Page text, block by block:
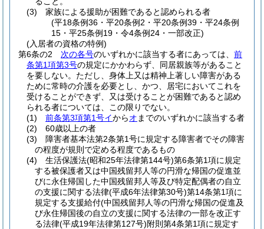
(3)
家族による援助が困難であると認められる者
(平18条例36・平20条例2・平20条例39・平24条例
15・平25条例19・令4条例24・一部改正)
(入居者の資格の特例)
第6条の2
次の各号のいずれかに該当する者にあっては、 前
条第1項第3号の規定にかかわらず、同居親族等があること
を要しない。 ただし、身体上又は精神上著しい障害がある
ために常時の介護を必要とし、かつ、居宅においてこれを
受けることができず、又は受けることが困難であると認め
られる者については、この限りでない。
(1)
前条第3項第1号イからオ までのいずれかに該当する者
(2)
60歳以上の者
(3)
障害者基本法第2条第1号に規定する障害者でその障害
の程度が規則で定める程度であるもの
(4)
生活保護法(昭和25年法律第144号)第6条第1項に規定
する被保護者又は中国残留邦人等の円滑な帰国の促進並
びに永住帰国した中国残留邦人等及び特定配偶者の自立
の支援に関する法律(平成6年法律第30号)第14条第1項に
規定する支援給付(中国残留邦人等の円滑な帰国の促進及
び永住帰国後の自立の支援に関する法律の一部を改正す
る法律(平成19年法律第127号)附則第4条第1項に規定す